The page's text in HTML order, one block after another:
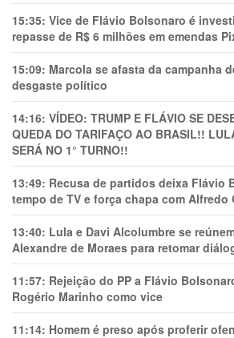
15:35: Vice de Flávio Bolsonaro é
repasse de R$ 6 milhões em emendas
15:09: Marcola se afasta da campanha
desgaste político
14:16: VÍDEO: TRUMP E FLÁVIO SE
QUEDA DO TARIFAÇO AO BRASIL!!
SERÁ NO 1° TURNO!!
13:49: Recusa de partidos deixa Flávio
tempo de TV e força chapa com Alfredo
13:40: Lula e Davi Alcolumbre se
Alexandre de Moraes para retomar
11:57: Rejeição do PP a Flávio
Rogério Marinho como vice
11:14: Homem é preso após proferir